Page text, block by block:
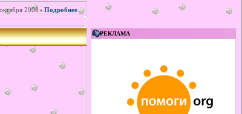
2008 Подробнее
РЕКЛАМА